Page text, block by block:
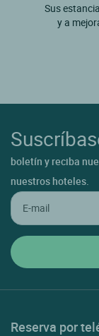
Sus
y a
boletín y reciba
nuestros hoteles.
Reserva por